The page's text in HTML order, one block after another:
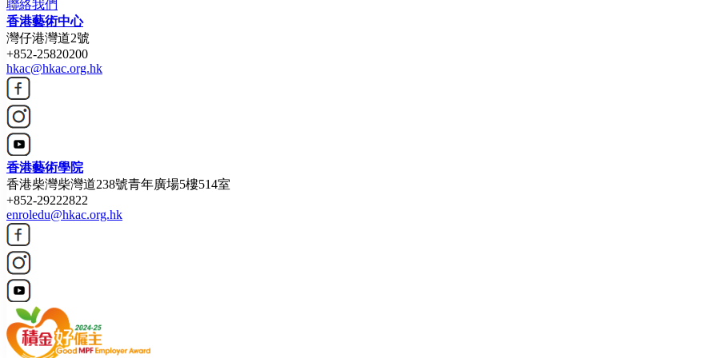
聯絡我們
香港藝術中心
灣仔港灣道2號
+852-25820200
hkac@hkac.org.hk
香港藝術學院
香港柴灣柴灣道238號青年廣場5樓514室
+852-29222822
enroledu@hkac.org.hk